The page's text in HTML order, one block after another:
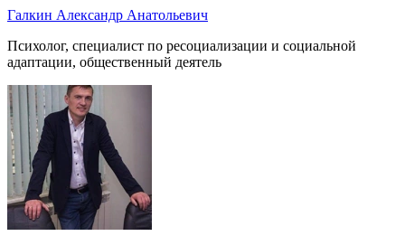
Галкин Александр Анатольевич
Психолог, специалист по ресоциализации и социальной
адаптации, общественный деятель